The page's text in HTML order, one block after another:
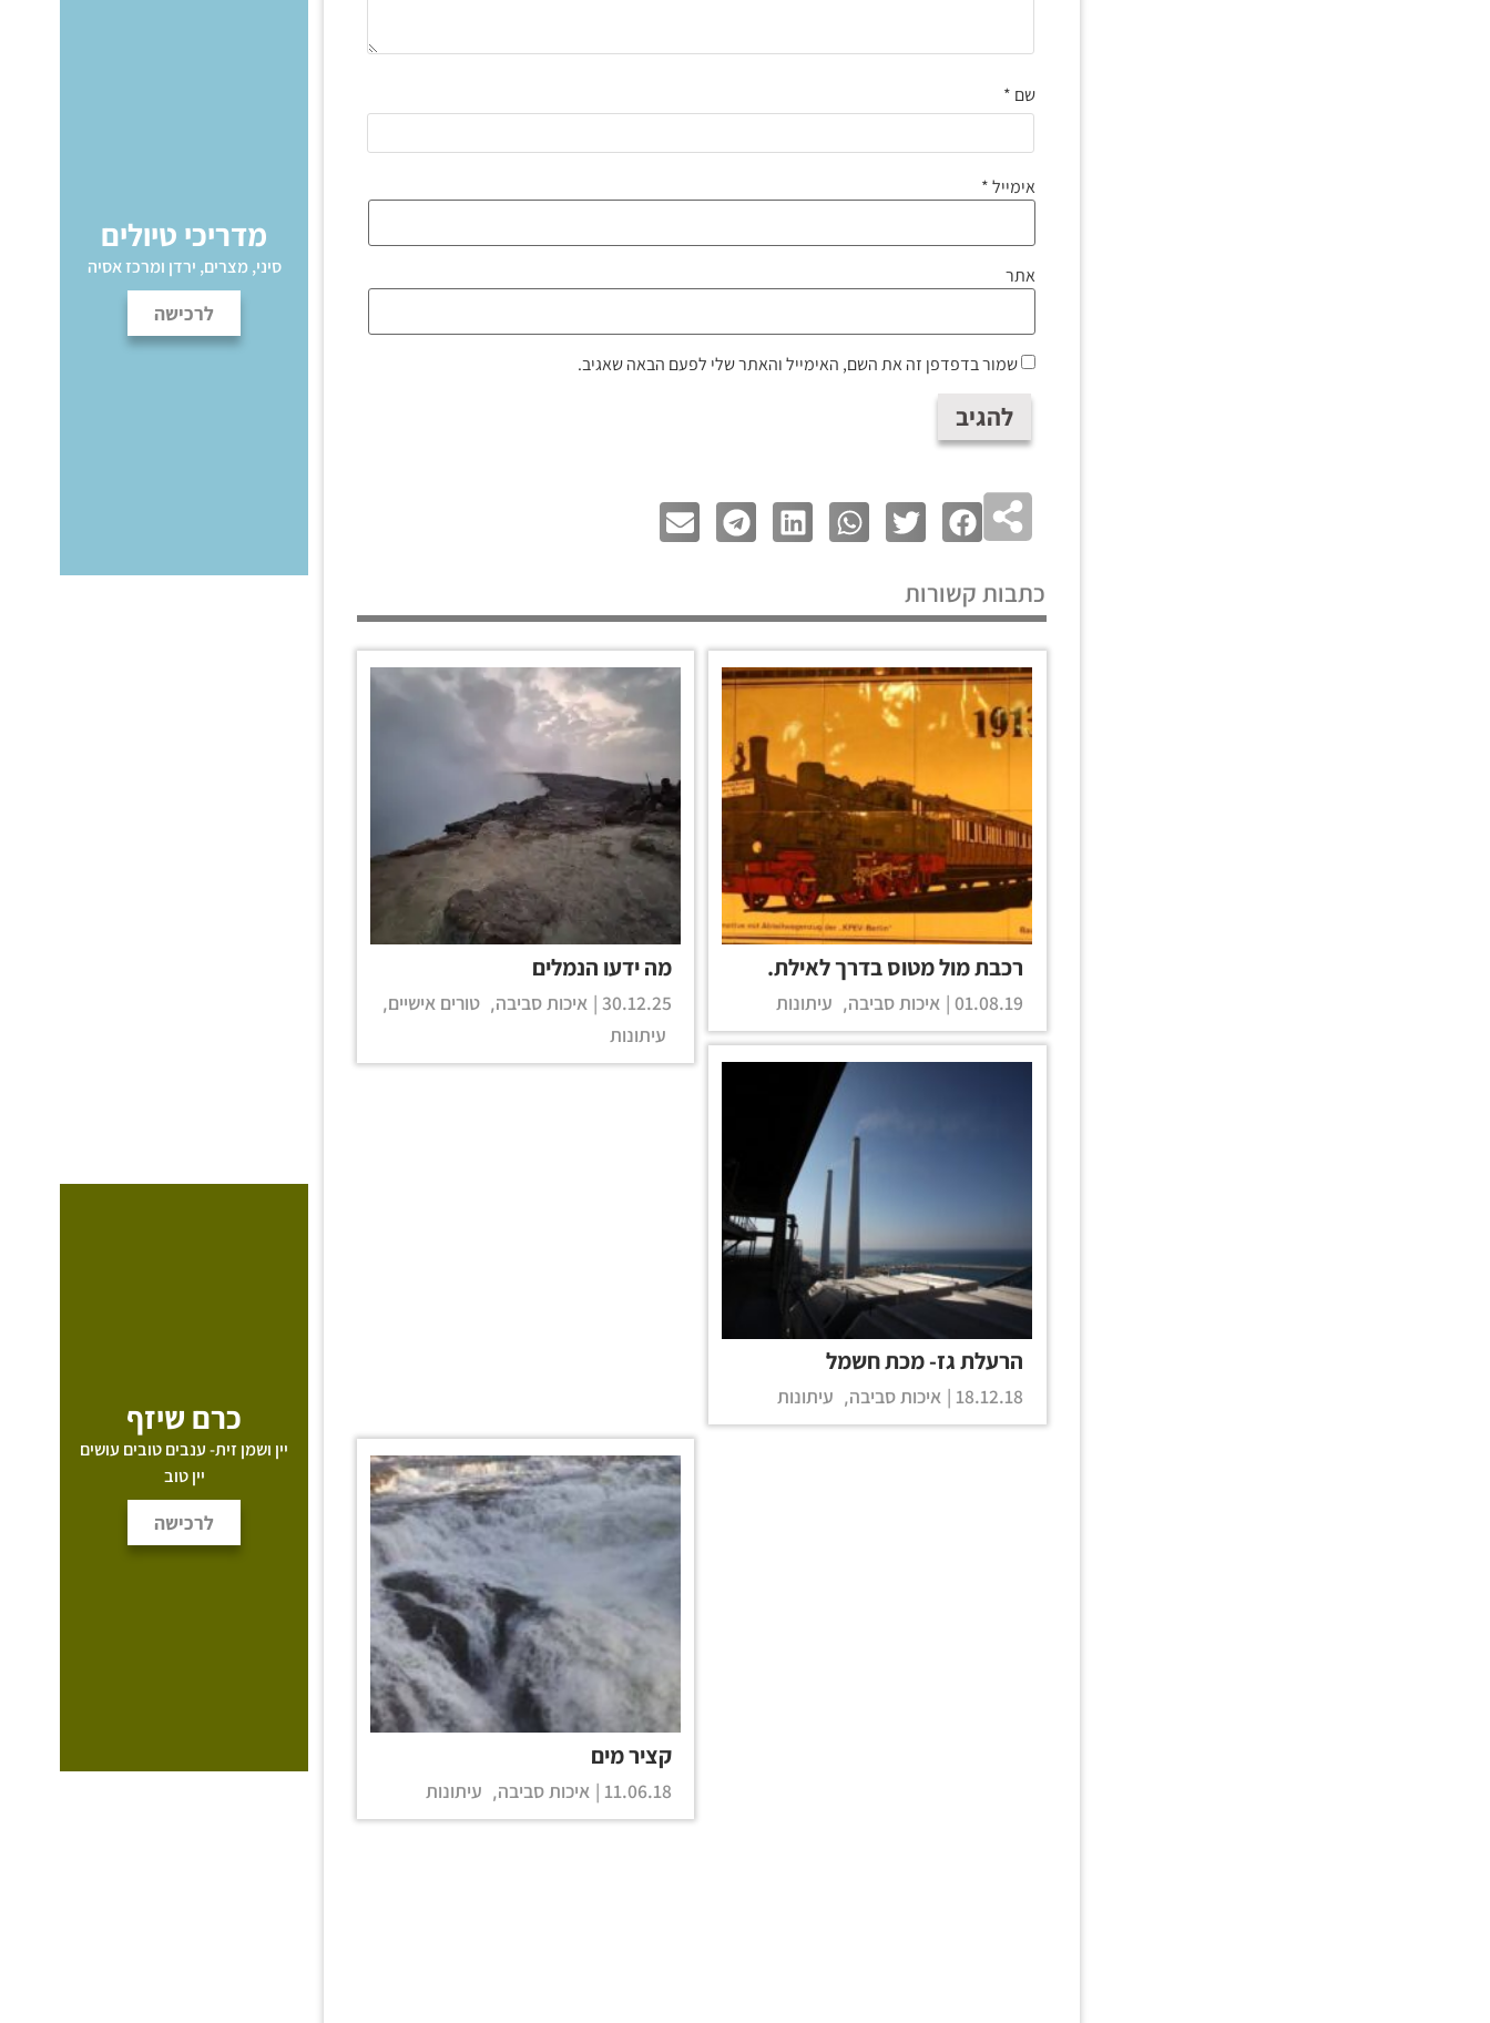
שם *
אימייל*
אתר
שמור בדפדפן זה את השם, האימייל והאתר שלי לפעם הבאה שאגיב.
כתבות קשורות
מה ידעו הנמלים
30.12.25 | איכות סביבה, טורים אישיים,
עיתונות
רכבת מול מטוס בדרך לאילת.
01.08.19 | איכות סביבה, עיתונות
הרעלת גז- מכת חשמל
18.12.18 | איכות סביבה, עיתונות
קציר מים
11.06.18 | איכות סביבה, עיתונות
מדריכי טיולים
סיני, מצרים, ירדן ומרכז אסיה
לרכישה
כרם שיזף
יין ושמן זית- ענבים טובים עושים
יין טוב
לרכישה